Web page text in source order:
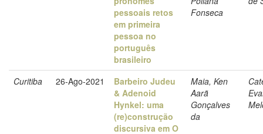
pessoais retos
em primeira
pessoa no
português
brasileiro
Fonseca
Curitiba 26-Ago-2021
Barbeiro Judeu
& Adenoid
Hynkel: uma
(re)construção
discursiva em O
Maia, Ken
Aarã
Gonçalves
da